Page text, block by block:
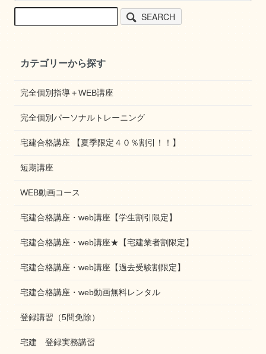
SEARCH
カテゴリーから探す
完全個別指導＋WEB講座
完全個別パーソナルトレーニング
宅建合格講座 【夏季限定４０％割引！！】
短期講座
WEB動画コース
宅建合格講座・web講座【学生割引限定】
宅建合格講座・web講座★【宅建業者割限定】
宅建合格講座・web講座【過去受験割限定】
宅建合格講座・web動画無料レンタル
登録講習（5問免除）
宅建 登録実務講習